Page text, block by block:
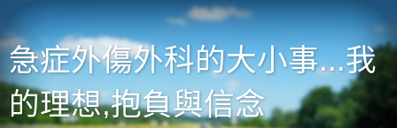
急症外傷外科的大小事...我
的理想,抱負與信念